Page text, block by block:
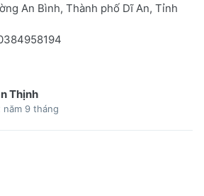
An Bình, Thành phố Dĩ An, Tỉnh
Thịnh
năm 9 tháng